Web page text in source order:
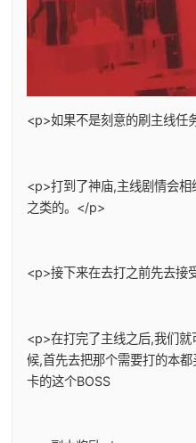
<p>如果不是刻意的刷主线任
<p>打到了神庙,主线剧情会
之类的。</p>
<p>接下来在去打之前先去接
<p>在打完了主线之后,我们
候,首先去把那个需要打的本
卡的这个BOSS